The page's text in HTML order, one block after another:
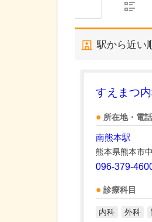
駅から近い
すえまつ
所在地・電
南熊本駅
熊本県熊本市
096-379-
診療科目
内科 外科